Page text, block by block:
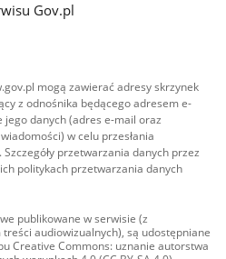
Gov.pl
mogą zawierać adresy skrzynek
z odnośnika będącego adresem e-
danych (adres e-mail oraz
w celu przesłania
przetwarzania danych przez
politykach przetwarzania danych
publikowane w serwisie (z
treści audiowizualnych), są udostępniane
Creative Commons: uznanie autorstwa